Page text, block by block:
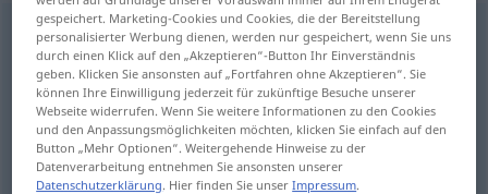
Degenerationserscheinungf
Übersicht aller Übersetzungen
(Für mehr Details die Übersetzung anklicken/antippen)
σημάδι εκφυλισμού
gespeichert. Marketing-Cookies und Cookies, die der Bereitstellung
personalisierter Werbung dienen, werden nur gespeichert, wenn Sie uns
durch einen Klick auf den „Akzeptieren“-Button Ihr Einverständnis
geben. Klicken Sie ansonsten auf „Fortfahren ohne Akzeptieren“. Sie
können Ihre Einwilligung jederzeit für zukünftige Besuche unserer
Webseite widerrufen. Wenn Sie weitere Informationen zu den Cookies
und den Anpassungsmöglichkeiten möchten, klicken Sie einfach auf den
Button „Mehr Optionen“. Weitergehende Hinweise zu der
Datenverarbeitung entnehmen Sie ansonsten unserer
Datenschutzerklärung. Hier finden Sie unserImpressum.